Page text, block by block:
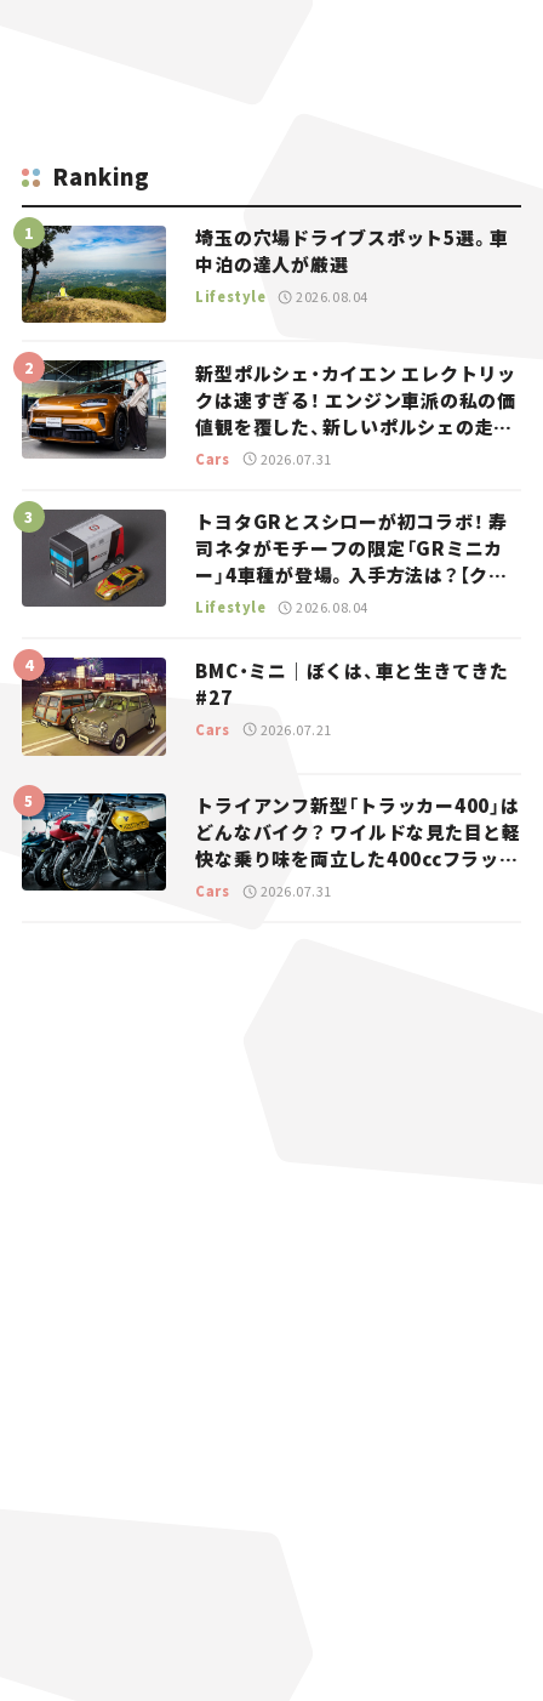
Ranking
埼玉の穴場ドライブスポット5選。車
中泊の達人が厳選
Lifestyle 2026.08.04
新型ポルシェ・カイエン エレクトリッ
クは速すぎる！ エンジン車派の私の価
値観を覆した、新しいポルシェの走
り。
Cars 2026.07.31
トヨタGRとスシローが初コラボ！ 寿
司ネタがモチーフの限定「GRミニカ
ー」4車種が登場。入手方法は？【クル
マとホビー】
Lifestyle 2026.08.04
BMC・ミニ｜ぼくは、車と生きてきた
#27
Cars 2026.07.21
トライアンフ新型「トラッカー400」は
どんなバイク？ ワイルドな見た目と軽
快な乗り味を両立した400ccフラット
トラッカー【試乗レビュー】
Cars 2026.07.31